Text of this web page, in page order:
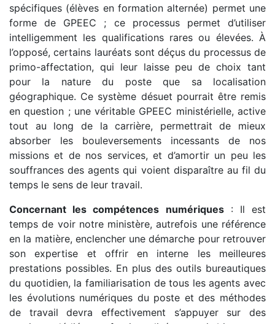
spécifiques (élèves en formation alternée) permet une
forme de GPEEC ; ce processus permet d’utiliser
intelligemment les qualifications rares ou élevées. À
l’opposé, certains lauréats sont déçus du processus de
primo-affectation, qui leur laisse peu de choix tant
pour la nature du poste que sa localisation
géographique. Ce système désuet pourrait être remis
en question ; une véritable GPEEC ministérielle, active
tout au long de la carrière, permettrait de mieux
absorber les bouleversements incessants de nos
missions et de nos services, et d’amortir un peu les
souffrances des agents qui voient disparaître au fil du
temps le sens de leur travail.
Concernant les compétences numériques: Il est
temps de voir notre ministère, autrefois une référence
en la matière, enclencher une démarche pour retrouver
son expertise et offrir en interne les meilleures
prestations possibles. En plus des outils bureautiques
du quotidien, la familiarisation de tous les agents avec
les évolutions numériques du poste et des méthodes
de travail devra effectivement s’appuyer sur des